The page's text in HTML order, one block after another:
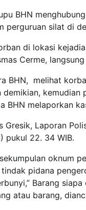
BHN
perguruan silat di
di lokasi
Cerme,
BHN, melihat
kemudian
BHN melaporkan
Laporan
pukul 22. 34 WIB.
oknum
pidana
Barang
atau barang,